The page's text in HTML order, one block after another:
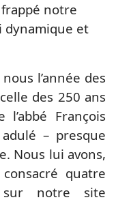
notre
dynamique et
l’année des
des 250 ans
François
– presque
Nous lui avons,
quatre
sur notre site